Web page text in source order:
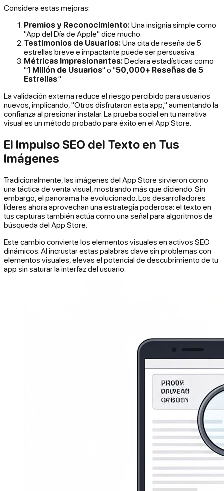
Considera estas mejoras:
Premios y Reconocimiento:Una insignia simple como
"App del Día de Apple" dice mucho.
Testimonios de Usuarios:Una cita de reseña de 5
estrellas breve e impactante puede ser persuasiva.
Métricas Impresionantes:Declara estadísticas como
"1 Millón de Usuarios" o "50,000+ Reseñas de 5
Estrellas."
La validación externa reduce el riesgo percibido para usuarios
nuevos, implicando, "Otros disfrutaron esta app," aumentando la
confianza al presionar instalar. La prueba social en tu narrativa
visual es un método probado para éxito en el App Store.
El Impulso SEO del Texto en Tus
Imágenes
Tradicionalmente, las imágenes del App Store sirvieron como
una táctica de venta visual, mostrando más que diciendo. Sin
embargo, el panorama ha evolucionado. Los desarrolladores
líderes ahora aprovechan una estrategia poderosa: el texto en
tus capturas también actúa como una señal para algoritmos de
búsqueda del App Store.
Este cambio convierte los elementos visuales en activos SEO
dinámicos. Al incrustar estas palabras clave sin problemas con
elementos visuales, elevas el potencial de descubrimiento de tu
app sin saturar la interfaz del usuario.